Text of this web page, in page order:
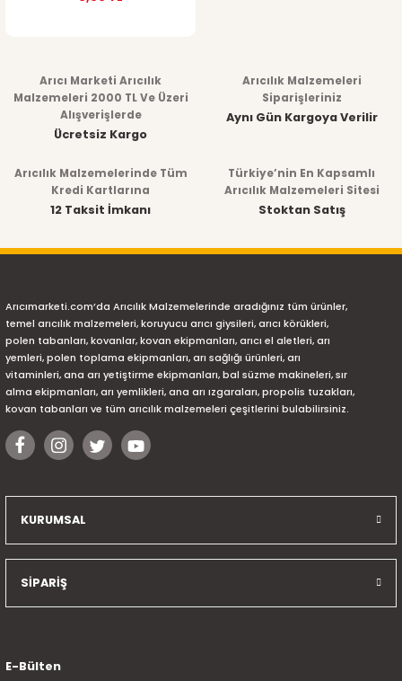
Arıcı Marketi Arıcılık
Malzemeleri 2000 TL Ve Üzeri
Alışverişlerde
Ücretsiz Kargo
Arıcılık Malzemeleri
Siparişleriniz
Aynı Gün Kargoya Verilir
Arıcılık Malzemelerinde Tüm
Kredi Kartlarına
12 Taksit İmkanı
Türkiye’nin En Kapsamlı
Arıcılık Malzemeleri Sitesi
Stoktan Satış
Arıcımarketi.com’da Arıcılık Malzemelerinde aradığınız tüm ürünler,
temel arıcılık malzemeleri, koruyucu arıcı giysileri, arıcı körükleri,
polen tabanları, kovanlar, kovan ekipmanları, arıcı el aletleri, arı
yemleri, polen toplama ekipmanları, arı sağlığı ürünleri, arı
vitaminleri, ana arı yetiştirme ekipmanları, bal süzme makineleri, sır
alma ekipmanları, arı yemlikleri, ana arı ızgaraları, propolis tuzakları,
kovan tabanları ve tüm arıcılık malzemeleri çeşitlerini bulabilirsiniz.
KURUMSAL
SİPARİŞ
E-Bülten